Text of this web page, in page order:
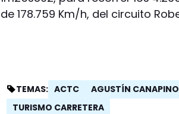
de 178.759 Km/h, del circuito
TEMAS: ACTC AGUSTÍN CANAPINO
TURISMO CARRETERA